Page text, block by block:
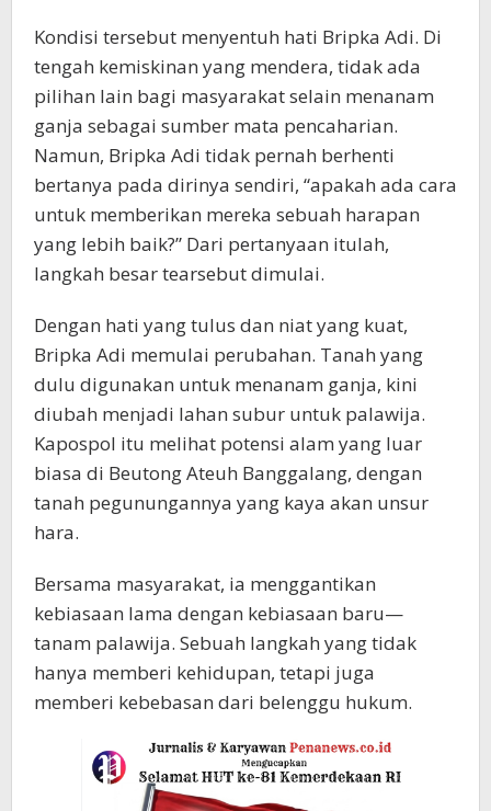
Kondisi tersebut menyentuh hati Bripka Adi. Di
tengah kemiskinan yang mendera, tidak ada
pilihan lain bagi masyarakat selain menanam
ganja sebagai sumber mata pencaharian.
Namun, Bripka Adi tidak pernah berhenti
bertanya pada dirinya sendiri, “apakah ada cara
untuk memberikan mereka sebuah harapan
yang lebih baik?” Dari pertanyaan itulah,
langkah besar tearsebut dimulai.
Dengan hati yang tulus dan niat yang kuat,
Bripka Adi memulai perubahan. Tanah yang
dulu digunakan untuk menanam ganja, kini
diubah menjadi lahan subur untuk palawija.
Kapospol itu melihat potensi alam yang luar
biasa di Beutong Ateuh Banggalang, dengan
tanah pegunungannya yang kaya akan unsur
hara.
Bersama masyarakat, ia menggantikan
kebiasaan lama dengan kebiasaan baru—
tanam palawija. Sebuah langkah yang tidak
hanya memberi kehidupan, tetapi juga
memberi kebebasan dari belenggu hukum.